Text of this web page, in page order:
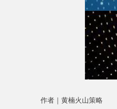
作者｜黄楠火山策略
深证成指